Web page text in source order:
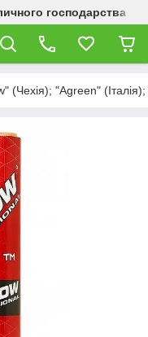
господарства
(Чехія); "Agreen"